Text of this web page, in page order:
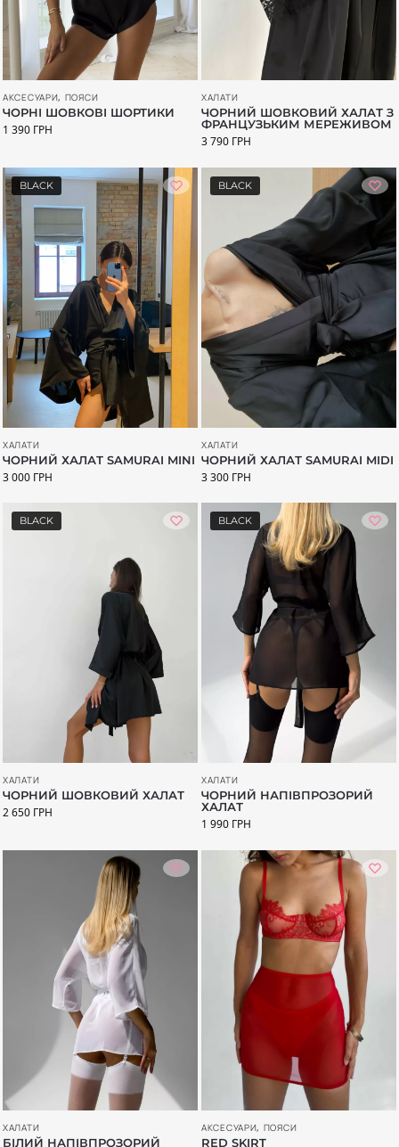
АКСЕСУАРИ, ПОЯСИ
ЧОРНІ ШОВКОВІ ШОРТИКИ
1 390 ГРН
ХАЛАТИ
ЧОРНИЙ ШОВКОВИЙ ХАЛАТ З
ФРАНЦУЗЬКИМ МЕРЕЖИВОМ
3 790 ГРН
BLACK
ХАЛАТИ
ЧОРНИЙ ХАЛАТ SAMURAI MINI
3 000 ГРН
BLACK
ХАЛАТИ
ЧОРНИЙ ХАЛАТ SAMURAI MIDI
3 300 ГРН
BLACK
ХАЛАТИ
ЧОРНИЙ ШОВКОВИЙ ХАЛАТ
2 650 ГРН
BLACK
ХАЛАТИ
ЧОРНИЙ НАПІВПРОЗОРИЙ
ХАЛАТ
1 990 ГРН
ХАЛАТИ
БІЛИЙ НАПІВПРОЗОРИЙ
АКСЕСУАРИ, ПОЯСИ
RED SKIRT